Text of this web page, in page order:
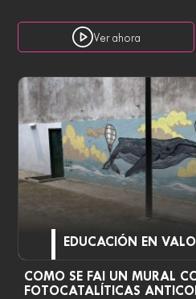
Ver ahora
EDUCACIÓN EN
COMO SE FAI UN MURAL
FOTOCATALÍTICAS